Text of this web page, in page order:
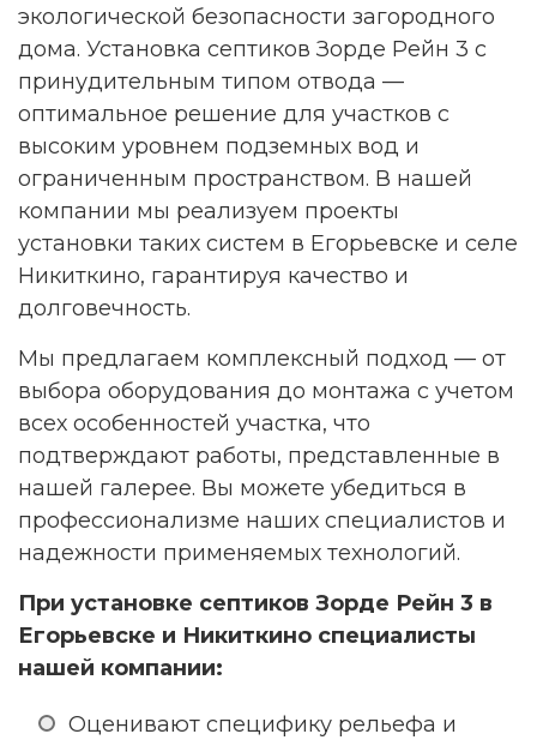
экологической безопасности загородного
дома. Установка септиков Зорде Рейн 3 с
принудительным типом отвода —
оптимальное решение для участков с
высоким уровнем подземных вод и
ограниченным пространством. В нашей
компании мы реализуем проекты
установки таких систем в Егорьевске и селе
Никиткино, гарантируя качество и
долговечность.
Мы предлагаем комплексный подход — от
выбора оборудования до монтажа с учетом
всех особенностей участка, что
подтверждают работы, представленные в
нашей галерее. Вы можете убедиться в
профессионализме наших специалистов и
надежности применяемых технологий.
При установке септиков Зорде Рейн 3 в
Егорьевске и Никиткино специалисты
нашей компании:
Оценивают специфику рельефа и